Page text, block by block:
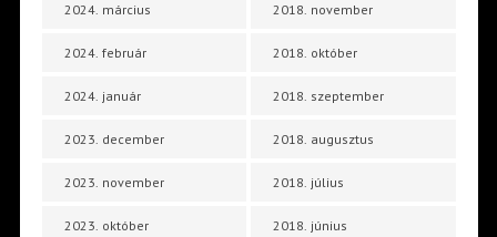
2024. március
2024. február
2024. január
2023. december
2023. november
2023. október
2018. november
2018. október
2018. szeptember
2018. augusztus
2018. július
2018. június